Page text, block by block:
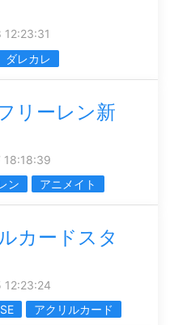
ダレカレ
リーレン新
ン アニメイト
カードスタ
アクリルカード